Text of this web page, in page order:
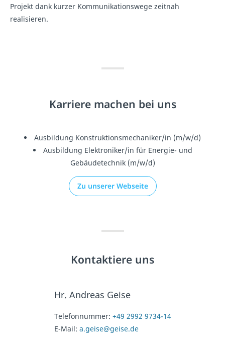
Projekt dank kurzer Kommunikationswege zeitnah
realisieren.
Karriere machen bei uns
Ausbildung Konstruktionsmechaniker/in (m/w/d)
Ausbildung Elektroniker/in für Energie- und
Gebäudetechnik (m/w/d)
Zu unserer Webseite
Kontaktiere uns
Hr. Andreas Geise
Telefonnummer: +49 2992 9734-14
E-Mail: a.geise@geise.de